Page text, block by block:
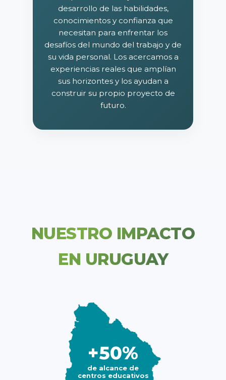
desarrollo de las habilidades,
conocimientos y confianza que
necesitan para enfrentar los
desafíos del mundo del trabajo y de
su vida personal. Los acercamos a
experiencias reales que amplían
sus horizontes y los ayudan a
construir su propio proyecto de
futuro.
NUESTRO IMPACTO
EN URUGUAY
+50%
de alcance de
centros educativos